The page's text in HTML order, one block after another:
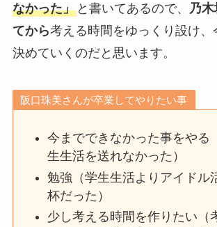
なかった」と書いてあるので、
乃
てから考える時間をゆっくり設け、
決めていくのだと思います。
阪口珠美さんが卒業してやりたい事
今までできなかった事をやる
生生活を送れなかった）
勉強（学生生活よりアイドル
杯だった）
少し考える時間を作りたい（